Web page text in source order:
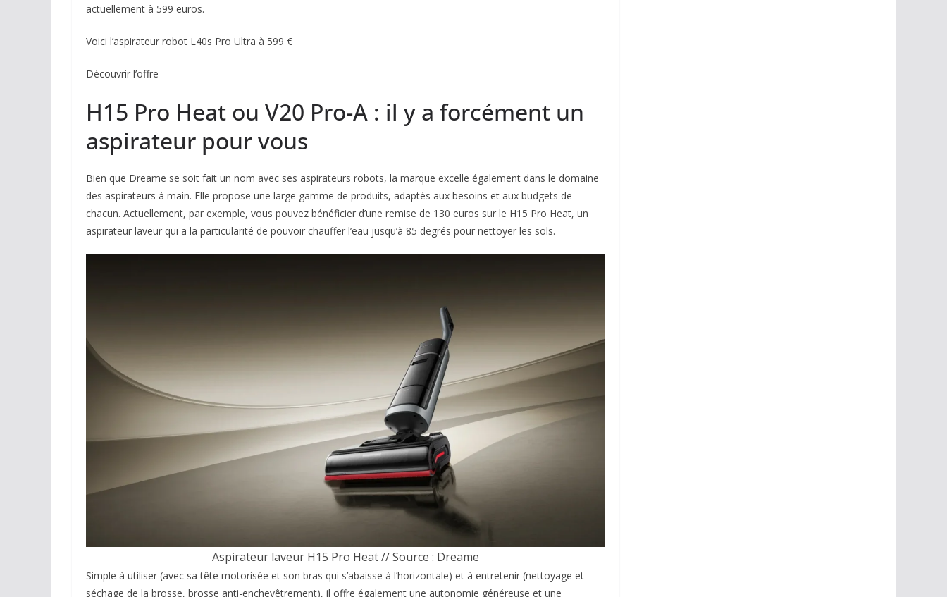
actuellement à 599 euros.
Voici l’aspirateur robot L40s Pro Ultra à 599 €
Découvrir l’offre
H15 Pro Heat ou V20 Pro-A : il y a forcément un
aspirateur pour vous
Bien que Dreame se soit fait un nom avec ses aspirateurs robots, la marque excelle également dans le domaine
des aspirateurs à main. Elle propose une large gamme de produits, adaptés aux besoins et aux budgets de
chacun. Actuellement, par exemple, vous pouvez bénéficier d’une remise de 130 euros sur le H15 Pro Heat, un
aspirateur laveur qui a la particularité de pouvoir chauffer l’eau jusqu’à 85 degrés pour nettoyer les sols.
Aspirateur laveur H15 Pro Heat // Source : Dreame
Simple à utiliser (avec sa tête motorisée et son bras qui s’abaisse à l’horizontale) et à entretenir (nettoyage et
séchage de la brosse, brosse anti-enchevêtrement), il offre également une autonomie généreuse et une